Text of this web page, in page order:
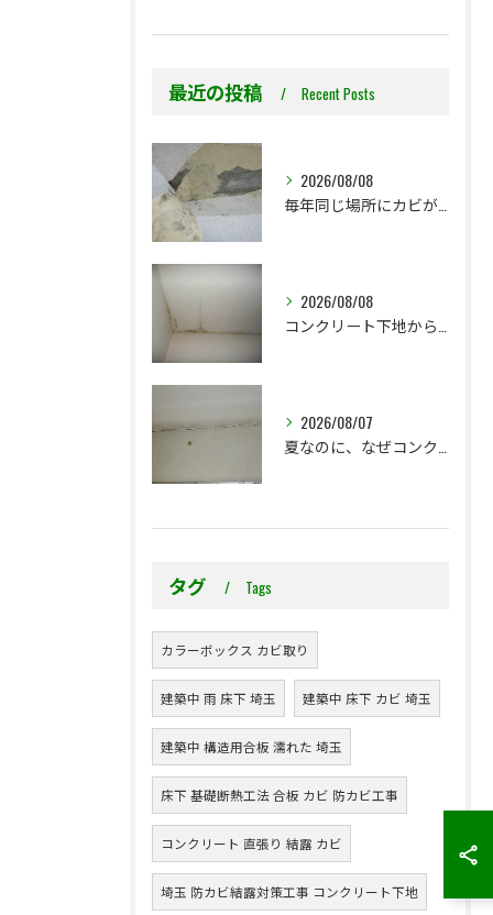
最近の投稿 Recent Posts
2026/08/08
2026/08/08
2026/08/07
タグ Tags
カラーボックス カビ取り
建築中 雨 床下 埼玉 建築中 床下 カビ 埼玉
建築中 構造用合板 濡れた 埼玉
床下 基礎断熱工法 合板 カビ 防カビ工事
コンクリート 直張り 結露 カビ
埼玉 防カビ結露対策工事 コンクリート下地